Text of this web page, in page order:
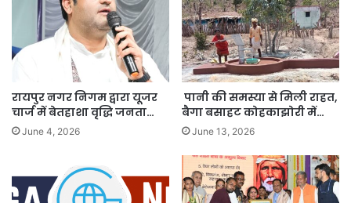
रायपुर नगर निगम द्वारा यूजर
चार्ज में बेतहाशा वृद्धि जनता…
June 4, 2026
पानी की समस्या से मिली राहत,
बैगा बसाहट कोहकाझोरी में…
June 13, 2026